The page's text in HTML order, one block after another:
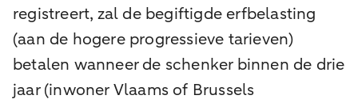
registreert, zal de begiftigde erfbelasting
(aan de hogere progressieve tarieven)
betalen wanneer de schenker binnen de drie
jaar (inwoner Vlaams of Brussels